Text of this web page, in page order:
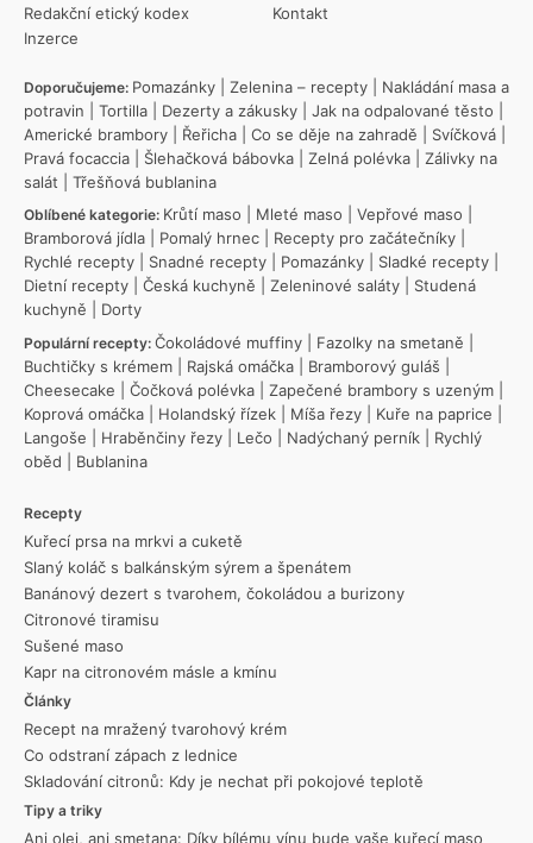
Redakční etický kodex
Inzerce
Kontakt
Doporučujeme: Pomazánky Zelenina – recepty
Nakládání masa a
potravin
Tortilla Dezerty a zákusky Jak na odpalované těsto
Americké brambory
Řeřicha Co se děje na zahradě Svíčková
Pravá focaccia
Šlehačková bábovka Zelná polévka
Zálivky na
salát
Třešňová bublanina
Oblíbené kategorie: Krůtí maso Mleté maso Vepřové maso
Bramborová jídla
Pomalý hrnec Recepty pro začátečníky
Rychlé recepty
Snadné recepty Pomazánky Sladké recepty
Dietní recepty
Česká kuchyně Zeleninové saláty
Studená
kuchyně
Dorty
Populární recepty: Čokoládové muffiny Fazolky na smetaně
Buchtičky s krémem
Rajská omáčka Bramborový guláš
Cheesecake
Čočková polévka Zapečené brambory s uzeným
Koprová omáčka
Holandský řízek Míša řezy Kuře na paprice
Langoše
Hraběnčiny řezy Lečo Nadýchaný perník
Rychlý
oběd
Bublanina
Recepty
Kuřecí prsa na mrkvi a cuketě
Slaný koláč s balkánským sýrem a špenátem
Banánový dezert s tvarohem, čokoládou a burizony
Citronové tiramisu
Sušené maso
Kapr na citronovém másle a kmínu
Články
Recept na mražený tvarohový krém
Co odstraní zápach z lednice
Skladování citronů: Kdy je nechat při pokojové teplotě
Tipy a triky
Ani olej, ani smetana: Díky bílému vínu bude vaše kuřecí maso